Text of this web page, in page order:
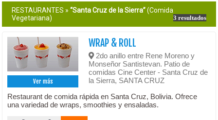
RESTAURANTES »“Santa Cruz de la Sierra”(Comida
Vegetariana)
3 resultados
Ver más
WRAP & ROLL
2do anillo entre Rene Moreno y
Monseñor Santistevan. Patio de
comidas Cine Center - Santa Cruz de
la Sierra, SANTA CRUZ
Restaurant de comida rápida en Santa Cruz, Bolivia. Ofrece
una variedad de wraps, smoothies y ensaladas.